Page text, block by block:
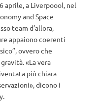
aprile, a Liverpoool, nel
and Space
team d’allora,
appaiono coerenti
ovvero che
«La vera
più chiara
dicono i